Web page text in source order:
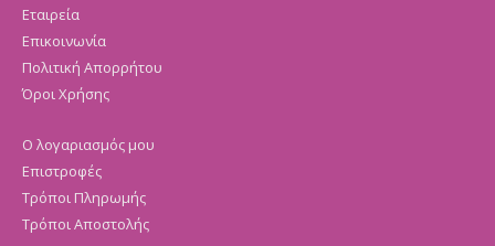
Εταιρεία
Επικοινωνία
Πολιτική Απορρήτου
Όροι Χρήσης
Ο λογαριασμός μου
Επιστροφές
Τρόποι Πληρωμής
Τρόποι Αποστολής